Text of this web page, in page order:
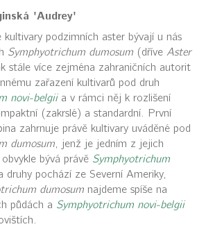
'Audrey'
kultivary podzimních aster bývají u nás
Symphyotrichum dumosum(dříve Aster
stále více zejména zahraničních autorit
zařazení kultivarů pod druh
novi-belgiia v rámci něj k rozlišení
(zakrslé) a standardní. První
zahrnuje právě kultivary uváděné pod
dumosum, jenž je jedním z jejich
bývá právě Symphyotrichum
druhy pochází ze Severní Ameriky,
dumosumnajdeme spíše na
půdách a Symphyotrichum novi-belgii